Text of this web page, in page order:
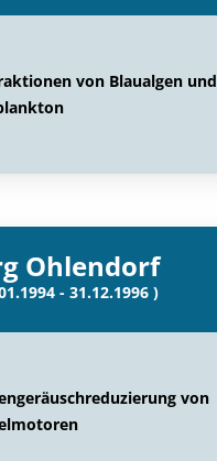
von Blaualgen und
Ohlendorf
- 31.12.1996 )
von